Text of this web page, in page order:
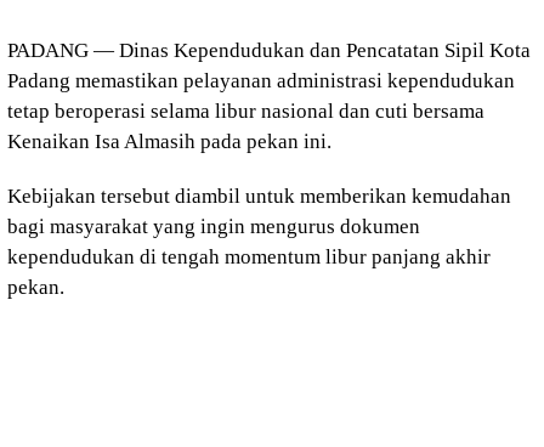
PADANG — Dinas Kependudukan dan Pencatatan Sipil Kota
Padang memastikan pelayanan administrasi kependudukan
tetap beroperasi selama libur nasional dan cuti bersama
Kenaikan Isa Almasih pada pekan ini.
Kebijakan tersebut diambil untuk memberikan kemudahan
bagi masyarakat yang ingin mengurus dokumen
kependudukan di tengah momentum libur panjang akhir
pekan.